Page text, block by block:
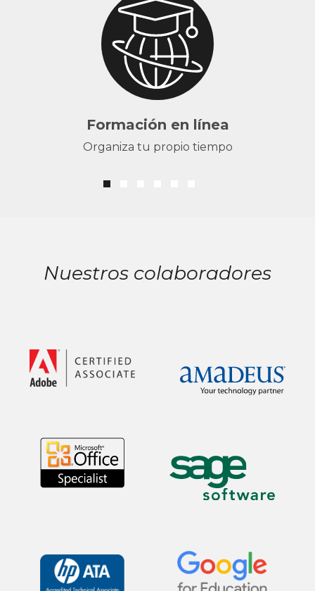
Formación en línea
Organiza tu propio tiempo
Nuestros colaboradores